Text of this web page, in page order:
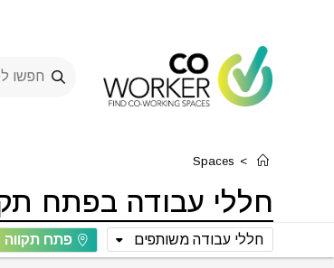
>
Spaces
חללי עבודה בפתח
חללי עבודה משותפים פתח תקווה